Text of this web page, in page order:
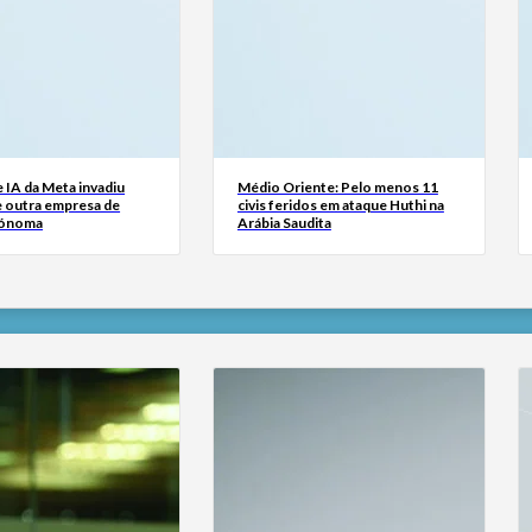
IA da Meta invadiu
outra empresa de
Médio Oriente: Pelo menos 11
civis feridos em ataque Huthi na
Arábia Saudita